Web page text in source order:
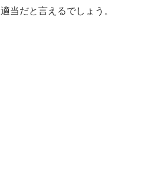
当だと言えるでしょう。